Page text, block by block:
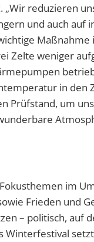
reduzieren
und auch auf
Maßnahme
weniger
in den
Prüfstand, um
im
Frieden und
– politisch, auf